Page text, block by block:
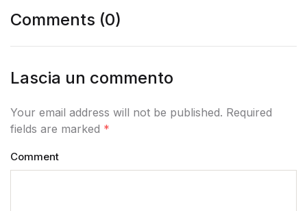
Comments (0)
Lascia un commento
Your email address will not be published. Required
fields are marked *
Comment